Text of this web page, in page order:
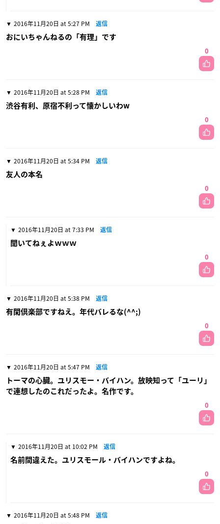
2016年11月20日 at 5:27 PM 返信
おにいちゃんねるの「有理」です
0
2016年11月20日 at 5:28 PM 返信
渋谷有利、原宿不利って懐かしいわw
0
2016年11月20日 at 5:34 PM 返信
友人の本名
0
2016年11月20日 at 7:33 PM 返信
聞いてねぇよｗｗｗ
0
2016年11月20日 at 5:38 PM 返信
有閑倶楽部ですねえ。年代バレるな(^^;)
0
2016年11月20日 at 5:47 PM 返信
トーマの心臓。ユリスモー・バイハン。放映知って「ユーリ」
で連想したのこれだったよ。名作です。
0
2016年11月20日 at 10:02 PM 返信
名前間違えた。ユリスモール・バイハンですよね。
0
2016年11月20日 at 5:48 PM 返信